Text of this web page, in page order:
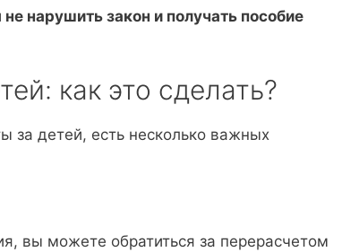
нарушить закон и получать пособие
как это сделать?
за детей, есть несколько важных
вы можете обратиться за перерасчетом